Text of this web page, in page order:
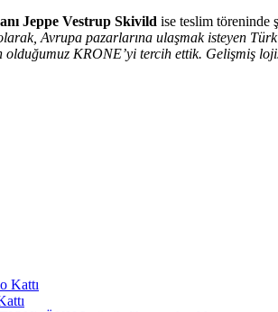
Jeppe Vestrup Skivild ise teslim töreninde
Avrupa pazarlarına ulaşmak isteyen Türk
olduğumuz KRONE’yi tercih ettik.